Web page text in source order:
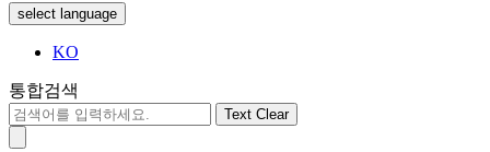
select language
KO
통합검색
Text Clear